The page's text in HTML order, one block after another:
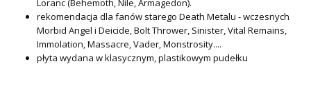
Loranc (Behemoth, Nile, Armagedon).
rekomendacja dla fanów starego Death Metalu - wczesnych
Morbid Angel i Deicide, Bolt Thrower, Sinister, Vital Remains,
Immolation, Massacre, Vader, Monstrosity....
płyta wydana w klasycznym, plastikowym pudełku